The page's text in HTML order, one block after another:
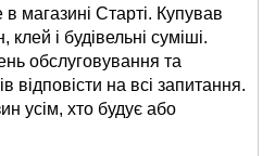
магазині Старті. Купував
і будівельні суміші.
обслуговування та
відповісти на всі запитання.
усім, хто будує або